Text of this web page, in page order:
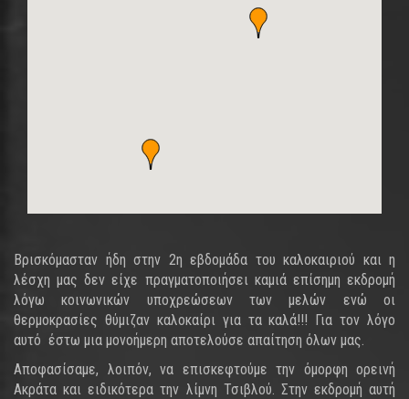
Βρισκόμασταν ήδη στην 2η εβδομάδα του καλοκαιριού και η
λέσχη μας δεν είχε πραγματοποιήσει καμιά επίσημη εκδρομή
λόγω κοινωνικών υποχρεώσεων των μελών ενώ οι
θερμοκρασίες θύμιζαν καλοκαίρι για τα καλά!!! Για τον λόγο
αυτό έστω μια μονοήμερη αποτελούσε απαίτηση όλων μας.
Αποφασίσαμε, λοιπόν, να επισκεφτούμε την όμορφη ορεινή
Ακράτα και ειδικότερα την λίμνη Τσιβλού. Στην εκδρομή αυτή